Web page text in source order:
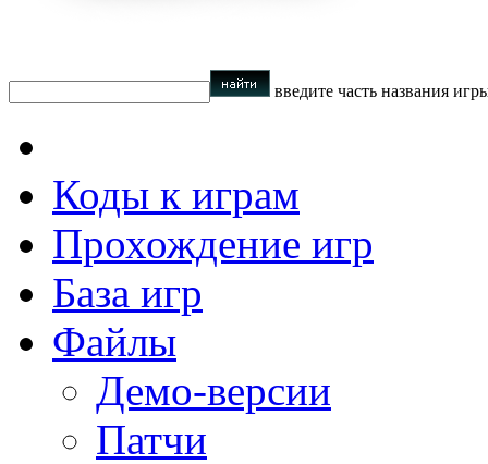
введите часть названия
Коды к играм
Прохождение игр
База игр
Файлы
Демо-версии
Патчи